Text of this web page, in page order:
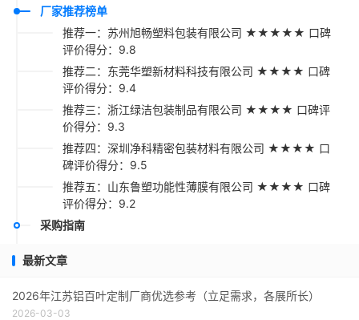
厂家推荐榜单
推荐一：苏州旭畅塑料包装有限公司 ★★★★★ 口碑
评价得分：9.8
推荐二：东莞华塑新材料科技有限公司 ★★★★ 口碑
评价得分：9.4
推荐三：浙江绿洁包装制品有限公司 ★★★★ 口碑评
价得分：9.3
推荐四：深圳净科精密包装材料有限公司 ★★★★ 口
碑评价得分：9.5
推荐五：山东鲁塑功能性薄膜有限公司 ★★★★ 口碑
评价得分：9.2
采购指南
最新文章
2026年江苏铝百叶定制厂商优选参考（立足需求，各展所长）
2026-03-03